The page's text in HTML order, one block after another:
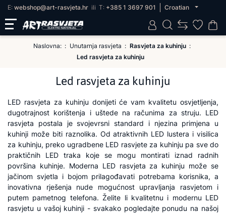
E: webshop@art-rasvjeta.hr ili T: +385 1 3697 901 Croatian
Naslovna: Unutarnja rasvjeta
Rasvjeta za kuhinju
Led rasvjeta za kuhinju
Led rasvjeta za kuhinju
LED rasvjeta za kuhinju donijeti će vam kvalitetu osvjetljenja,
dugotrajnost korištenja i uštede na računima za struju. LED
rasvjeta postala je svojevrsni standard i njezina primjena u
kuhinji može biti raznolika. Od atraktivnih LED lustera i visilica
za kuhinju, preko ugradbene LED rasvjete za kuhinju pa sve do
praktičnih LED traka koje se mogu montirati iznad radnih
površina kuhinje. Moderna LED rasvjeta za kuhinju može se
jačinom svjetla i bojom prilagođavati potrebama korisnika, a
inovativna rješenja nude mogućnost upravljanja rasvjetom i
putem pametnog telefona. Želite li kvalitetnu i modernu LED
rasvjetu u vašoj kuhinji - svakako pogledajte ponudu na našoj